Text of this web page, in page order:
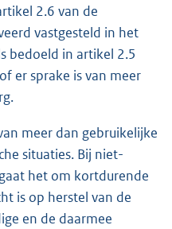
2.6 van de
vastgesteld in het
bedoeld in artikel 2.5
er sprake is van meer
meer dan gebruikelijke
situaties. Bij niet-
het om kortdurende
is op herstel van de
en de daarmee